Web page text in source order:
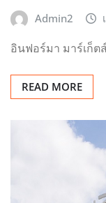
Admin2
อินฟอร์มา มาร์เก็ต
READ MORE